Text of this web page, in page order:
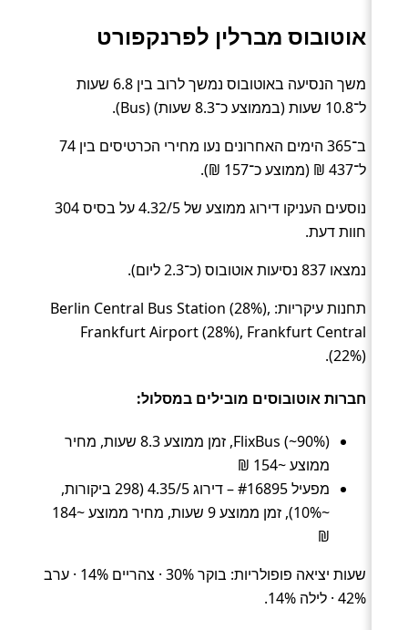
אוטובוס מברלין לפרנקפורט
משך הנסיעה באוטובוס נמשך לרוב בין 6.8 שעות
ל־10.8 שעות (בממוצע כ־8.3 שעות) (Bus).
ב־365 הימים האחרונים נעו מחירי הכרטיסים בין 74
ל־437 ₪ (ממוצע כ־157 ₪).
נוסעים העניקו דירוג ממוצע של 4.32/5 על בסיס 304
חוות דעת.
נמצאו 837 נסיעות אוטובוס (כ־2.3 ליום).
תחנות עיקריות: Berlin Central Bus Station (28%),
Frankfurt Airport (28%), Frankfurt Central
(22%).
חברות אוטובוסים מובילים במסלול:
FlixBus (~90%), זמן ממוצע 8.3 שעות, מחיר
ממוצע ~154 ₪
מפעיל #16895 – דירוג 4.35/5 (298 ביקורות,
~10%), זמן ממוצע 9 שעות, מחיר ממוצע ~184
₪
שעות יציאה פופולריות: בוקר 30% · צהריים 14% · ערב
42% · לילה 14%.